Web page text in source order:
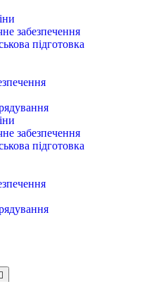
забезпечення
підготовка
забезпечення
підготовка